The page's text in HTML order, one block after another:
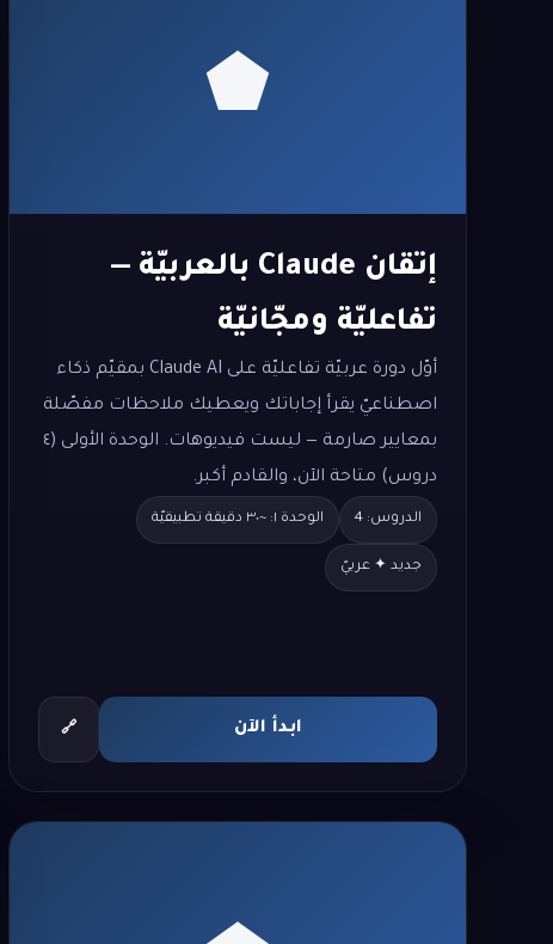
إتقان Claude بالعربيّة —
تفاعليّة ومجّانيّة
أوّل دورة عربيّة تفاعليّة على Claude AI بمقيّم ذكاء
اصطناعيّ يقرأ إجاباتك ويعطيك ملاحظات مفصّلة
بمعايير صارمة — ليست فيديوهات. الوحدة الأولى (٤
دروس) متاحة الآن، والقادم أكبر.
الدروس: 4 الوحدة ١: ~٣٠ دقيقة تطبيقيّة
جديد ✦ عربيّ
ابدأ الآن 🔗